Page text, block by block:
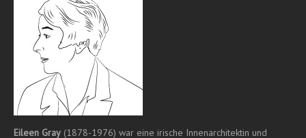
Eileen Gray (1878-1976) war eine irische Innenarchitektin und